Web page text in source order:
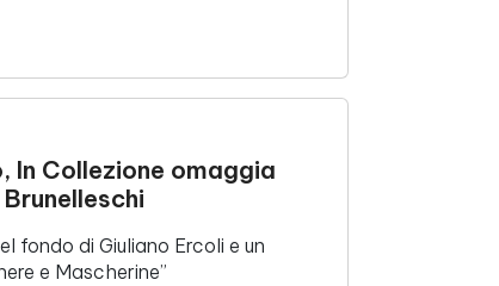
In Collezione omaggia
fondo di Giuliano Ercoli e un
e Mascherine”